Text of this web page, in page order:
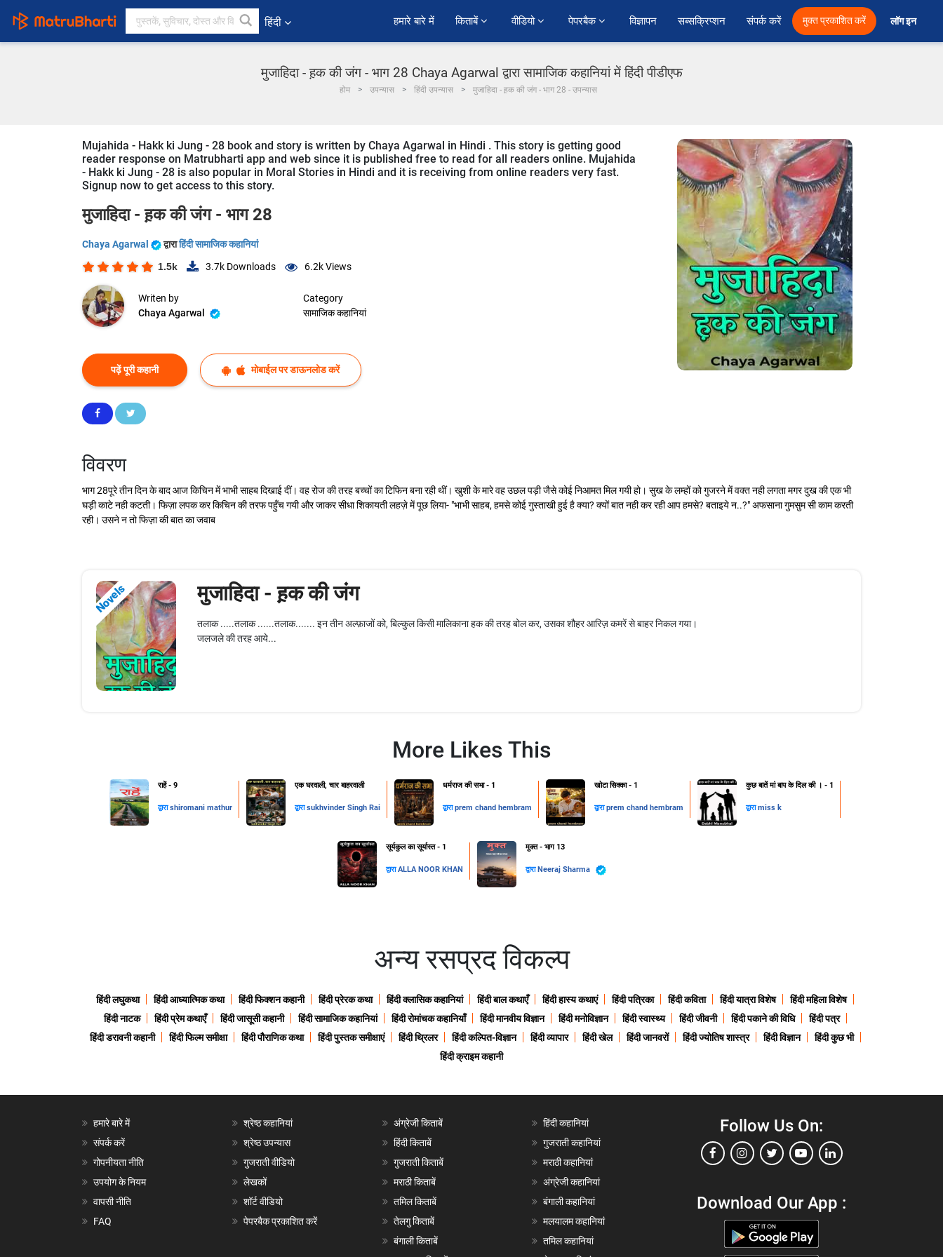
हिंदी हमारे बारे में किताबें वीडियो पेपरबैक विज्ञापन सब्सक्रिप्शन संपर्क करें मुक्त प्रकाशित करें लॉग इन
मुजाहिदा - ह़क की जंग - भाग 28 Chaya Agarwal द्वारा सामाजिक कहानियां में हिंदी पीडीएफ
होम उपन्यास हिंदी उपन्यास मुजाहिदा - ह़क की जंग - भाग 28 - उपन्यास
Mujahida - Hakk ki Jung - 28 book and story is written by Chaya Agarwal in Hindi . This story is getting good
reader response on Matrubharti app and web since it is published free to read for all readers online. Mujahida
- Hakk ki Jung - 28 is also popular in Moral Stories in Hindi and it is receiving from online readers very fast.
Signup now to get access to this story.
मुजाहिदा - ह़क की जंग - भाग 28
Chaya Agarwal द्वाराहिंदी सामाजिक कहानियां
1.5k 3.7k Downloads 6.2kViews
Writen by
Chaya Agarwal
Category
सामाजिक कहानियां
पढ़ें पूरी कहानी मोबाईल पर डाऊनलोड करें
विवरण
भाग 28पूरे तीन दिन के बाद आज किचिन में भाभी साहब दिखाई दीं। वह रोज की तरह बच्चों का टिफिन बना रही थीं। खुशी के मारे वह उछल पड़ी जैसे कोई निआमत मिल गयी हो। सुख के लम्हों को गुजरने में वक्त नही लगता मगर दुख की एक भी
घड़ी काटे नही कटती। फिज़ा लपक कर किचिन की तरफ पहुँच गयी और जाकर सीधा शिकायती लहज़े में पूछ लिया- "भाभी साहब, हमसे कोई गुस्ताखी हुई है क्या? क्यों बात नही कर रही आप हमसे? बताइये न..?" अफसाना गुमसुम सी काम करती
रही। उसने न तो फिज़ा की बात का जवाब
Novels मुजाहिदा - ह़क की जंग
तलाक .....तलाक ......तलाक....... इन तीन अल्फ़ाजों को, बिल्कुल किसी मालिकाना हक की तरह बोल कर, उसका शौहर आरिज़ कमरें से बाहर निकल गया।
जलजले की तरह आये...
More Likes This
राहें - 9
द्वाराshiromani mathur
एक घरवाली, चार बाहरवाली
द्वाराsukhvinder Singh Rai
धर्मराज की सभा - 1
द्वाराprem chand hembram
खोटा सिक्का - 1
द्वाराprem chand hembram
कुछ बातें मां बाप के दिल की । - 1
द्वाराmiss k
सूर्यकुल का सूर्यास्त - 1
द्वाराALLA NOOR KHAN
मुक्त - भाग 13
द्वारा Neeraj Sharma
अन्य रसप्रद विकल्प
हिंदी लघुकथा हिंदी आध्यात्मिक कथा हिंदी फिक्शन कहानी हिंदी प्रेरक कथा हिंदी क्लासिक कहानियां हिंदी बाल कथाएँ हिंदी हास्य कथाएं हिंदी पत्रिका हिंदी कविता हिंदी यात्रा विशेष
हिंदी महिला विशेष
हिंदी नाटक
हिंदी प्रेम कथाएँ हिंदी जासूसी कहानी हिंदी सामाजिक कहानियां हिंदी रोमांचक कहानियाँ हिंदी मानवीय विज्ञान हिंदी मनोविज्ञान हिंदी स्वास्थ्य हिंदी जीवनी हिंदी पकाने की विधि
हिंदी पत्र
हिंदी डरावनी कहानी
हिंदी फिल्म समीक्षा हिंदी पौराणिक कथा हिंदी पुस्तक समीक्षाएं हिंदी थ्रिलर हिंदी कल्पित-विज्ञान हिंदी व्यापार हिंदी खेल हिंदी जानवरों हिंदी ज्योतिष शास्त्र हिंदी विज्ञान
हिंदी कुछ भी
हिंदी क्राइम कहानी
हमारे बारे में
संपर्क करें
गोपनीयता नीति
उपयोग के नियम
वापसी नीति
FAQ
श्रेष्ठ कहानियां
श्रेष्ठ उपन्यास
गुजराती वीडियो
लेखकों
शॉर्ट वीडियो
पेपरबैक प्रकाशित करें
अंग्रेजी किताबें
हिंदी किताबें
गुजराती किताबें
मराठी किताबें
तमिल किताबें
तेलगु किताबें
बंगाली किताबें
हिंदी कहानियां
गुजराती कहानियां
मराठी कहानियां
अंग्रेजी कहानियां
बंगाली कहानियां
मलयालम कहानियां
तमिल कहानियां
Follow Us On:
Download Our App :